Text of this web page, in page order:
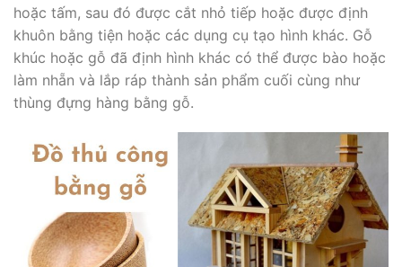
hoặc tấm, sau đó được cắt nhỏ tiếp hoặc được định
khuôn bằng tiện hoặc các dụng cụ tạo hình khác. Gỗ
khúc hoặc gỗ đã định hình khác có thể được bào hoặc
làm nhẵn và lắp ráp thành sản phẩm cuối cùng như
thùng đựng hàng bằng gỗ.